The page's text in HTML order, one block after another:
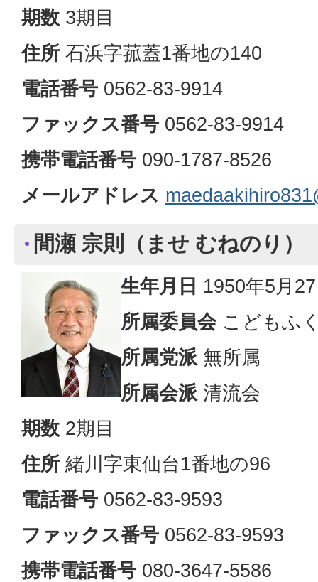
期数 3期目
住所 石浜字菰蓋1番地の140
電話番号 0562-83-9914
ファックス番号 0562-83-9914
携帯電話番号 090-1787-8526
メールアドレス
間瀬 宗則（ませ むねのり）
生年月日 1950年5月
所属委員会こどもふ
所属党派 無所属
所属会派 清流会
期数 2期目
住所 緒川字東仙台1番地の96
電話番号 0562-83-9593
ファックス番号 0562-83-9593
携帯電話番号 080-3647-5586